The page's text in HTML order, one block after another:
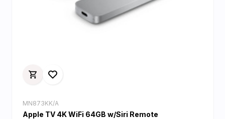
MN873KK/A
Apple TV 4K WiFi 64GB w/Siri Remote